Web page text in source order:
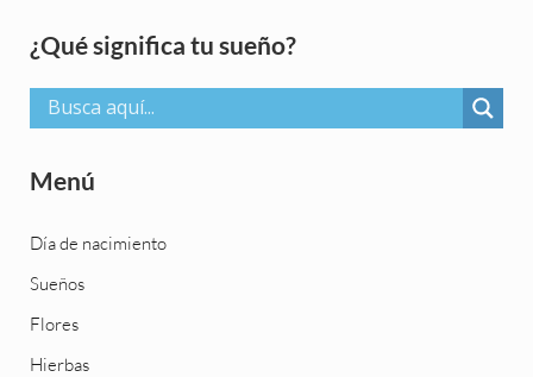
Sidebar
¿Qué significa tu sueño?
Menú
Día de nacimiento
Sueños
Flores
Hierbas